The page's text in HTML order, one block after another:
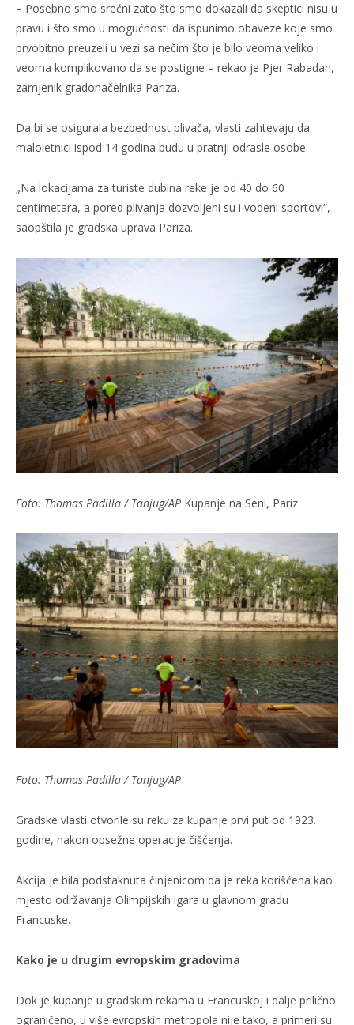
– Posebno smo srećni zato što smo dokazali da skeptici nisu u
pravu i što smo u mogućnosti da ispunimo obaveze koje smo
prvobitno preuzeli u vezi sa nečim što je bilo veoma veliko i
veoma komplikovano da se postigne – rekao je Pjer Rabadan,
zamjenik gradonačelnika Pariza.
Da bi se osigurala bezbednost plivača, vlasti zahtevaju da
maloletnici ispod 14 godina budu u pratnji odrasle osobe.
„Na lokacijama za turiste dubina reke je od 40 do 60
centimetara, a pored plivanja dozvoljeni su i vodeni sportovi“,
saopštila je gradska uprava Pariza.
Foto: Thomas Padilla / Tanjug/AP Kupanje na Seni, Pariz
Foto: Thomas Padilla / Tanjug/AP
Gradske vlasti otvorile su reku za kupanje prvi put od 1923.
godine, nakon opsežne operacije čišćenja.
Akcija je bila podstaknuta činjenicom da je reka korišćena kao
mjesto održavanja Olimpijskih igara u glavnom gradu
Francuske.
Kako je u drugim evropskim gradovima
Dok je kupanje u gradskim rekama u Francuskoj i dalje prilično
ograničeno, u više evropskih metropola nije tako, a primeri su